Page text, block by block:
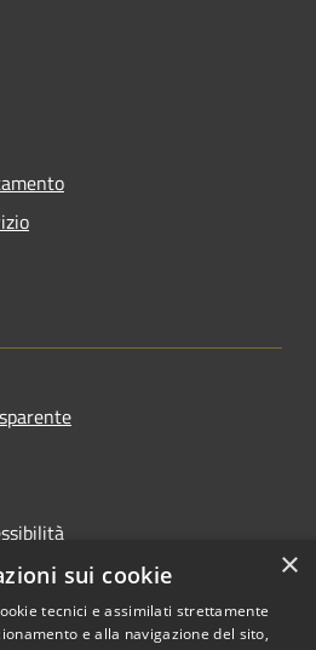
×
sui cookie
tecnici e assimilati strettamente
e alla navigazione del sito,